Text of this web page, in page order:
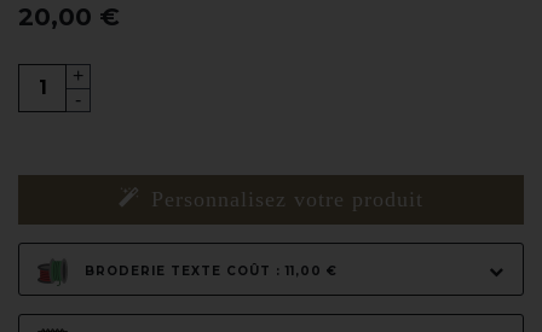
(5 avis)
Personnalisez votre produit
BRODERIE TEXTE COÛT : 11,00 €
20,00 €
-
+